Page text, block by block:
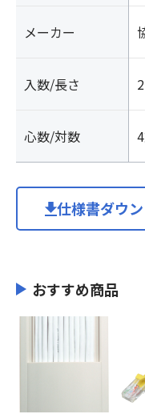
メーカー
入数/長さ
心数/対数
仕様書ダウ
おすすめ商品